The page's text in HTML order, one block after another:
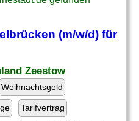
(m/w/d) für
Zeestow
Weihnachtsgeld
Tarifvertrag